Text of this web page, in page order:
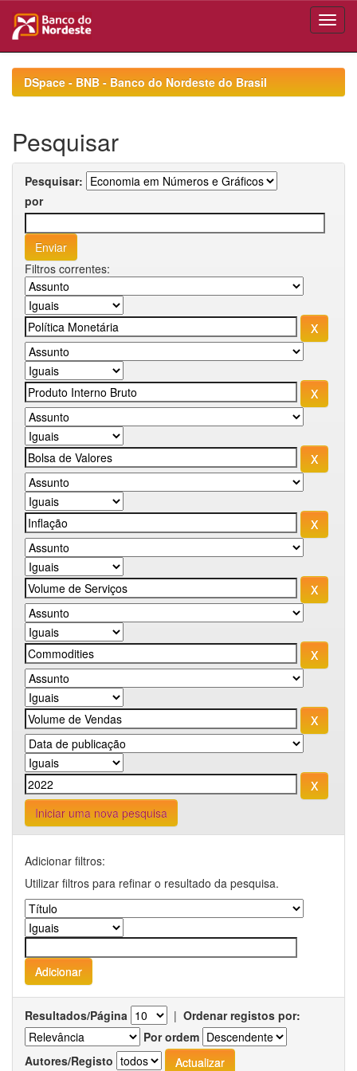
navigationDSpace - BNB - Banco do Nordeste do Brasil
Pesquisar
Pesquisar:
por
Filtros correntes:
Iniciar uma nova pesquisa
Adicionar filtros:
Utilizar filtros para refinar o resultado da pesquisa.
Resultados/Página | Ordenar registos por:
Por ordem
Autores/Registo